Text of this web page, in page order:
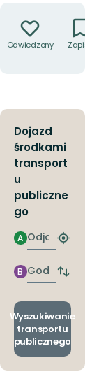
Odwiedzony Zapisz
Dojazd
środkami
transport
u
publiczne
go
Odjazd
A
Znajdź
Godzinie
przyjazdu
B
Zmiana
i
Wyszukiwanie
transportu
publicznego